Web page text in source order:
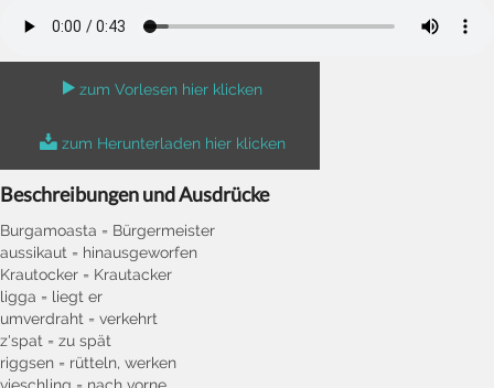
zum Vorlesen hier klicken
zum Herunterladen hier klicken
Beschreibungen und Ausdrücke
Burgamoasta = Bürgermeister
aussikaut = hinausgeworfen
Krautocker = Krautacker
ligga = liegt er
umverdraht = verkehrt
z'spat = zu spät
riggsen = rütteln, werken
vieschling = nach vorne